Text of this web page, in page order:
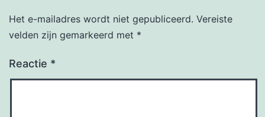
Het e-mailadres wordt niet gepubliceerd. Vereiste
velden zijn gemarkeerd met *
Reactie *